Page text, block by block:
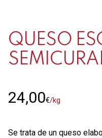
QUESO
24,00€/kg
Se trata de un queso